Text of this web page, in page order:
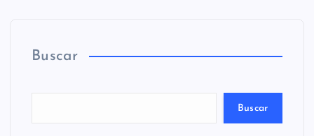
Buscar
Buscar